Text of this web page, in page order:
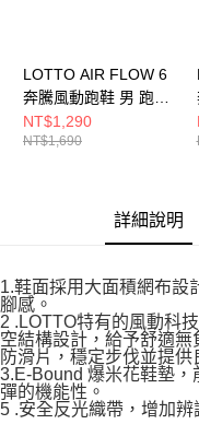
LOTTO AIR FLOW 6
奔騰風動跑鞋 男 跑步
鞋 曜黑/白
LT5AMR9720
NT$1,290
NT$1,690
詳細說明
1.鞋面採用大面積網布設
腳感。
2 .LOTTO特有的風動科
空結構設計，給予舒適
防滑片，穩定步伐並提供
3.E-Bound 爆米花鞋墊，
彈的機能性。
5 .安全反光織帶，增加